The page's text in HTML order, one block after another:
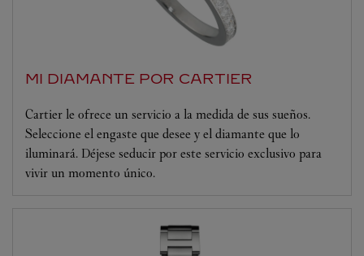
MI DIAMANTE POR CARTIER
Cartier le ofrece un servicio a la medida de sus sueños.
Seleccione el engaste que desee y el diamante que lo
iluminará. Déjese seducir por este servicio exclusivo para
vivir un momento único.